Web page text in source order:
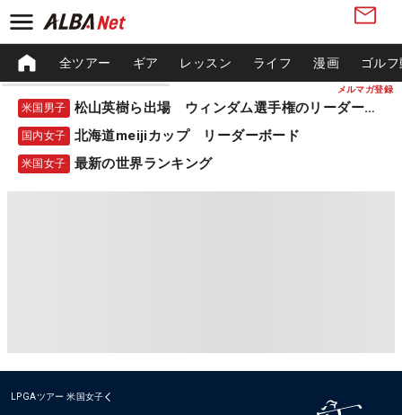
メルマガ登録
全ツアー ギア レッスン ライフ 漫画 ゴル
米国男子 松山英樹ら出場 ウィンダム選手権のリーダーボード
国内女子 北海道meijiカップ リーダーボード
米国女子 最新の世界ランキング
LPGAツアー 米国女子